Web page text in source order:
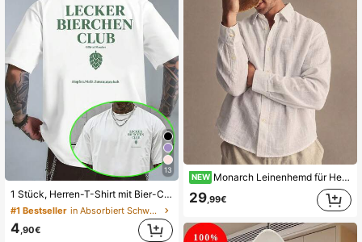
13
1 Stück, Herren-T-Shirt mit Bier-Club-Text-Aufdruck, lässiges, locker geschnittenes Oberteil, atmungsaktives, bequemes Statement-T-Shirt für den Sommer, jugendliche Mode für alltägliche Anlässe.t shirt
#1 Bestseller in Absorbiert Schweiß Herren T-Shirts
4 ,90€
NEW Monarch Leinenhemd für Herren – Langärmlig, mit Knopfleiste, moderne, bequeme Passform
29,99€